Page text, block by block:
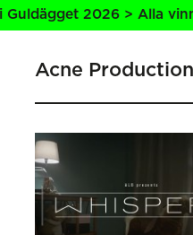
2026 > Alla
Acne Production